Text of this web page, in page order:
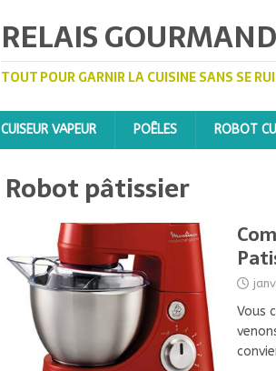
RELAIS GOURMAND
TOUT POUR GARNIR LA CUISINE SANS SE
CUISEUR VAPEUR POÊLES ROBOT
Robot pâtissier
Vous